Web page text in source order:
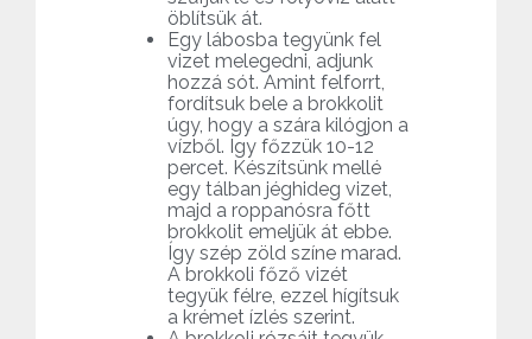
öblítsük át.
Egy lábosba tegyünk fel
vizet melegedni, adjunk
hozzá sót. Amint felforrt,
fordítsuk bele a brokkolit
úgy, hogy a szára kilógjon a
vízből. Így főzzük 10-12
percet. Készítsünk mellé
egy tálban jéghideg vizet,
majd a roppanósra főtt
brokkolit emeljük át ebbe.
Így szép zöld színe marad.
A brokkoli főző vizét
tegyük félre, ezzel hígítsuk
a krémet ízlés szerint.